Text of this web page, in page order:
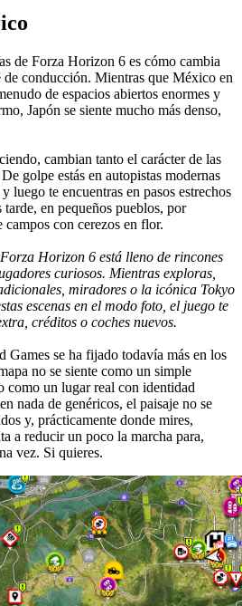
de Forza Horizon 6 es cómo cambia
de conducción. Mientras que México en
de espacios abiertos enormes y
Japón se siente mucho más denso,
cambian tanto el carácter de las
golpe estás en autopistas modernas
luego te encuentras en pasos estrechos
tarde, en pequeños pueblos, por
campos con cerezos en flor.
Horizon 6 está lleno de rincones
curiosos. Mientras exploras,
miradores o la icónica Tokyo
escenas en el modo foto, el juego te
créditos o coches nuevos.
Games se ha fijado todavía más en los
no se siente como un simple
como un lugar real con identidad
nada de genéricos, el paisaje no se
y, prácticamente donde mires,
a reducir un poco la marcha para,
vez. Si quieres.